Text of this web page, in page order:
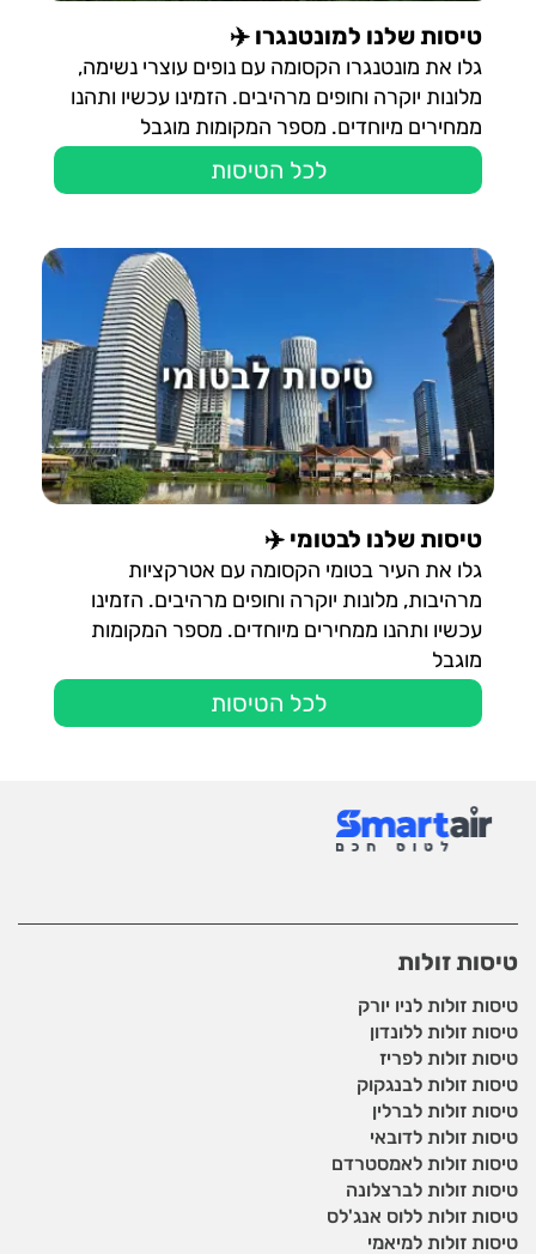
טיסות שלנו למונטנגרו ✈️
גלו את מונטנגרו הקסומה עם נופים עוצרי נשימה,
מלונות יוקרה וחופים מרהיבים. הזמינו עכשיו ותהנו
ממחירים מיוחדים. מספר המקומות מוגבל
לכל הטיסות
טיסות שלנו לבטומי ✈️
גלו את העיר בטומי הקסומה עם אטרקציות
מרהיבות, מלונות יוקרה וחופים מרהיבים. הזמינו
עכשיו ותהנו ממחירים מיוחדים. מספר המקומות
מוגבל
לכל הטיסות
טיסות זולות
טיסות זולות לניו יורק
טיסות זולות ללונדון
טיסות זולות לפריז
טיסות זולות לבנגקוק
טיסות זולות לברלין
טיסות זולות לדובאי
טיסות זולות לאמסטרדם
טיסות זולות לברצלונה
טיסות זולות ללוס אנג'לס
טיסות זולות למיאמי